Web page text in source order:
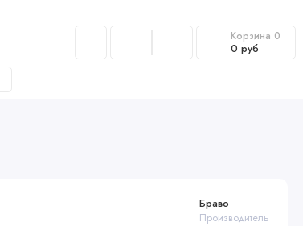
Корзина 0
0 руб
Браво
Производитель